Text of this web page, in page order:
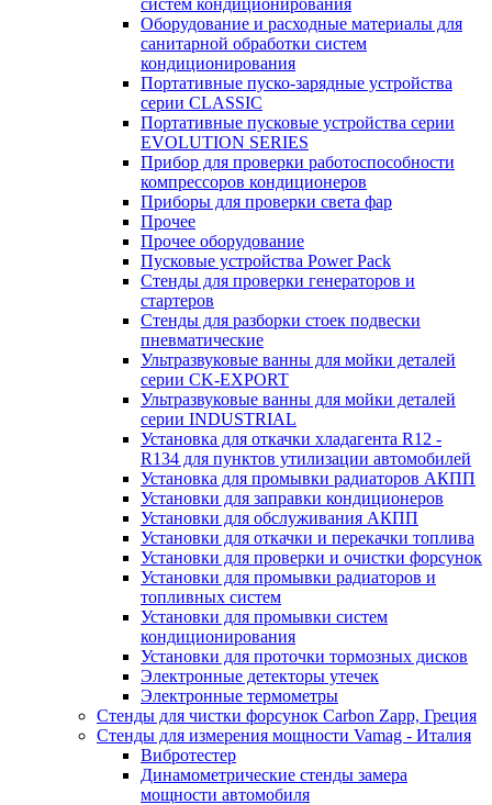
систем кондиционирования
Оборудование и расходные материалы для
санитарной обработки систем
кондиционирования
Портативные пуско-зарядные устройства
серии CLASSIC
Портативные пусковые устройства серии
EVOLUTION SERIES
Прибор для проверки работоспособности
компрессоров кондиционеров
Приборы для проверки света фар
Прочее
Прочее оборудование
Пусковые устройства Power Pack
Стенды для проверки генераторов и
стартеров
Стенды для разборки стоек подвески
пневматические
Ультразвуковые ванны для мойки деталей
серии CK-EXPORT
Ультразвуковые ванны для мойки деталей
серии INDUSTRIAL
Установка для откачки хладагента R12 -
R134 для пунктов утилизации автомобилей
Установка для промывки радиаторов АКПП
Установки для заправки кондиционеров
Установки для обслуживания АКПП
Установки для откачки и перекачки топлива
Установки для проверки и очистки форсунок
Установки для промывки радиаторов и
топливных систем
Установки для промывки систем
кондиционирования
Установки для проточки тормозных дисков
Электронные детекторы утечек
Электронные термометры
Стенды для чистки форсунок Carbon Zapp, Греция
Стенды для измерения мощности Vamag - Италия
Вибротестер
Динамометрические стенды замера
мощности автомобиля